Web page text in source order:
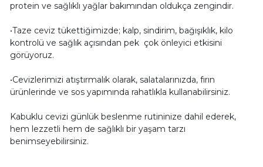
protein ve sağlıklı yağlar bakımından oldukça zengindir.
•Taze ceviz tükettiğimizde; kalp, sindirim, bağışıklık, kilo
kontrolü ve sağlık açısından pek çok önleyici etkisini
görüyoruz.
•Cevizlerimizi atıştırmalık olarak, salatalarınızda, fırın
ürünlerinde ve sos yapımında rahatlıkla kullanabilirsiniz.
Kabuklu cevizi günlük beslenme rutininize dahil ederek,
hem lezzetli hem de sağlıklı bir yaşam tarzı
benimseyebilirsiniz.